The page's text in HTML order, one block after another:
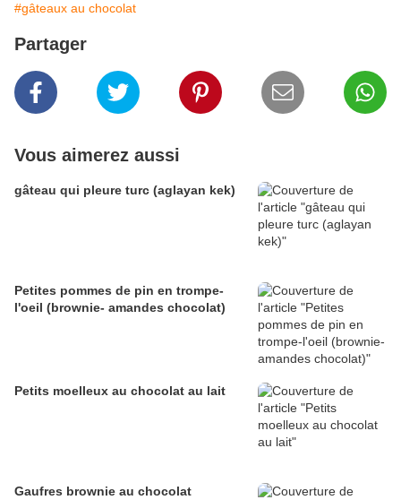
#gâteaux au chocolat
Partager
Vous aimerez aussi
gâteau qui pleure turc (aglayan kek)
Petites pommes de pin en trompe-
l'oeil (brownie- amandes chocolat)
Petits moelleux au chocolat au lait
Gaufres brownie au chocolat